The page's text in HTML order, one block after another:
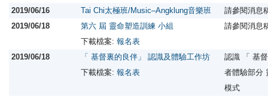
2019/06/16 Tai Chi太極班/Music–Angklung音樂班
請參閱消息
2019/06/18
第六 屆 靈命塑造訓練 小組
下載檔案: 報名表
請參閱消息
2019/06/18
「 基督裏的良伴」 認識及體驗工作坊
下載檔案: 報名表
認識 「 基
者體驗部分
模式